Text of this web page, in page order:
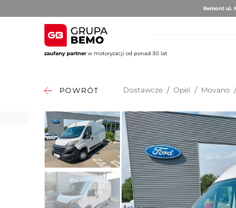
Remont ul.
zaufany partner w motoryzacji od ponad 30 lat
AUTO BRUNO
Volvo Alfa
DS
Fiat
Citroën
Jeep
POWRÓT Dostawcze / Opel / Movano